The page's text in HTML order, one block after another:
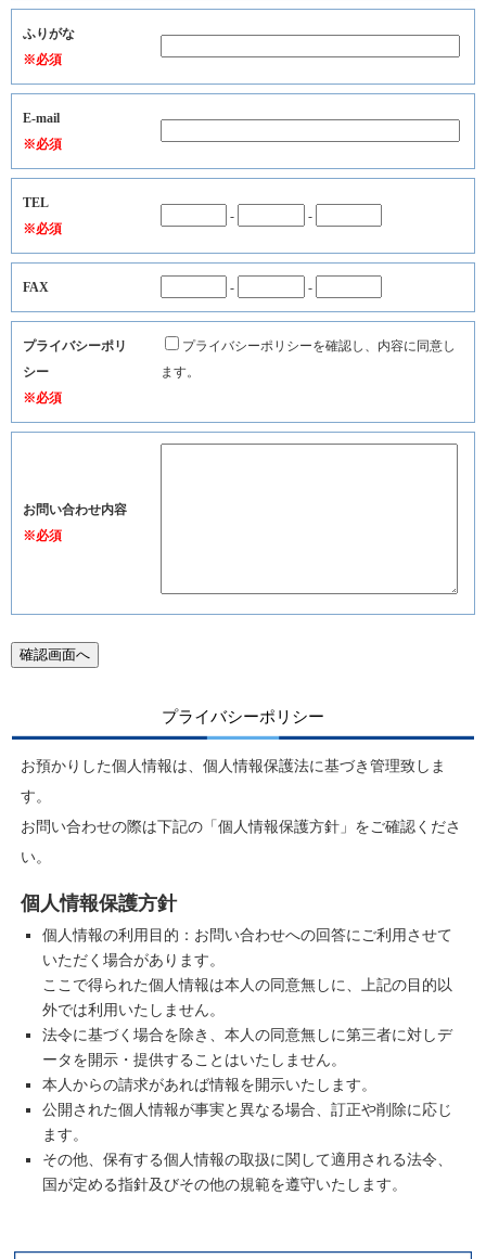
ふりがな
※必須
E-mail
※必須
TEL
※必須
- -
FAX - -
プライバシーポリ
シー
※必須
プライバシーポリシーを確認し、内容に同意し
ます。
お問い合わせ内容
※必須
プライバシーポリシー
お預かりした個人情報は、個人情報保護法に基づき管理致しま
す。
お問い合わせの際は下記の「個人情報保護方針」をご確認くださ
い。
個人情報保護方針
個人情報の利用目的：お問い合わせへの回答にご利用させて
いただく場合があります。
ここで得られた個人情報は本人の同意無しに、上記の目的以
外では利用いたしません。
法令に基づく場合を除き、本人の同意無しに第三者に対しデ
ータを開示・提供することはいたしません。
本人からの請求があれば情報を開示いたします。
公開された個人情報が事実と異なる場合、訂正や削除に応じ
ます。
その他、保有する個人情報の取扱に関して適用される法令、
国が定める指針及びその他の規範を遵守いたします。